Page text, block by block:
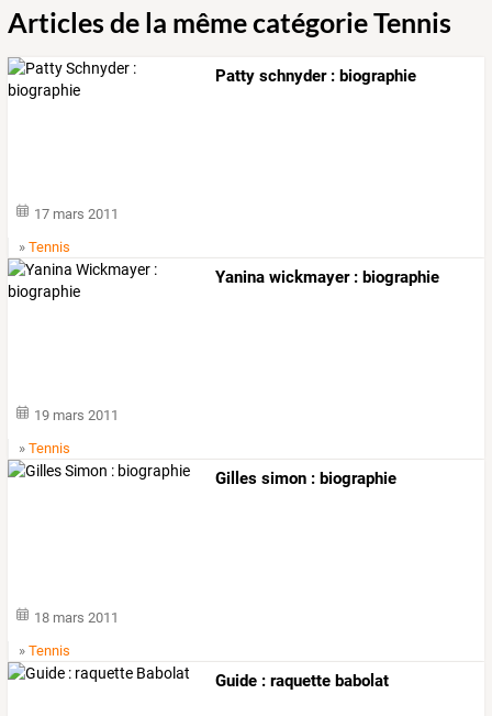
Articles de la même catégorie Tennis
Patty schnyder : biographie
17 mars 2011
»Tennis
Yanina wickmayer : biographie
19 mars 2011
»Tennis
Gilles simon : biographie
18 mars 2011
»Tennis
Guide : raquette babolat